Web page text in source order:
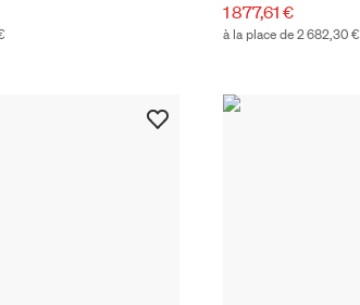
1 877,61 €
à la place de 2 682,30 €